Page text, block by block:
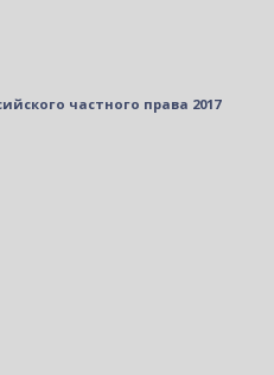
частного права 2017